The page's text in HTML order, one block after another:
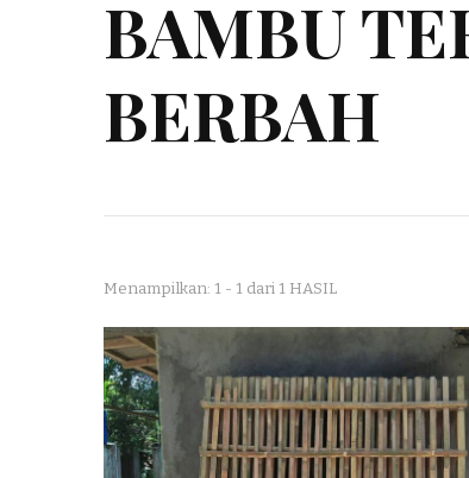
BAMBU
BERBAH
Menampilkan: 1 - 1 dari 1 HASIL